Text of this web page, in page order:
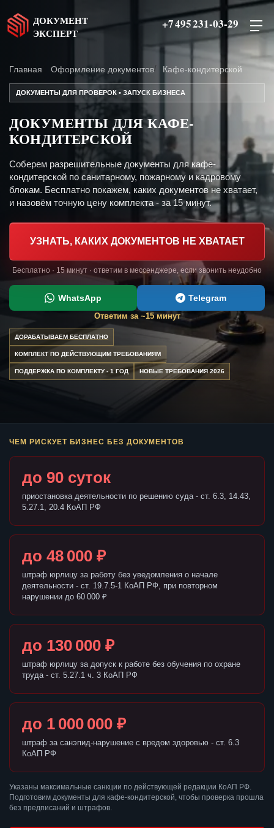
ДОКУМЕНТ
ЭКСПЕРТ
+7 495 231-03-29
Главная Оформление документов Кафе-кондитерской
ДОКУМЕНТЫ ДЛЯ ПРОВЕРОК • ЗАПУСК БИЗНЕСА
ДОКУМЕНТЫ ДЛЯ КАФЕ-
КОНДИТЕРСКОЙ
Соберем разрешительные документы для кафе-
кондитерской по санитарному, пожарному и кадровому
блокам. Бесплатно покажем, каких документов не хватает,
и назовём точную цену комплекта - за 15 минут.
УЗНАТЬ, КАКИХ ДОКУМЕНТОВ НЕ ХВАТАЕТ
Бесплатно · 15 минут · ответим в мессенджере, если звонить неудобно
WhatsApp Telegram
Ответим за ~15 минут
ДОРАБАТЫВАЕМ БЕСПЛАТНО
КОМПЛЕКТ ПО ДЕЙСТВУЮЩИМ ТРЕБОВАНИЯМ
ПОДДЕРЖКА ПО КОМПЛЕКТУ - 1 ГОД НОВЫЕ ТРЕБОВАНИЯ 2026
ЧЕМ РИСКУЕТ БИЗНЕС БЕЗ ДОКУМЕНТОВ
до 90 суток
приостановка деятельности по решению суда - ст. 6.3, 14.43,
5.27.1, 20.4 КоАП РФ
до 48 000 ₽
штраф юрлицу за работу без уведомления о начале
деятельности - ст. 19.7.5-1 КоАП РФ, при повторном
нарушении до 60 000 ₽
до 130 000 ₽
штраф юрлицу за допуск к работе без обучения по охране
труда - ст. 5.27.1 ч. 3 КоАП РФ
до 1 000 000 ₽
штраф за санэпид-нарушение с вредом здоровью - ст. 6.3
КоАП РФ
Указаны максимальные санкции по действующей редакции КоАП РФ.
Подготовим документы для кафе-кондитерской, чтобы проверка прошла
без предписаний и штрафов.